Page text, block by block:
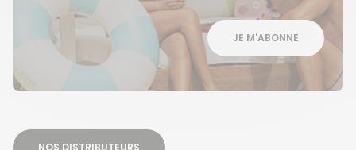
JE M'ABONNE
NOS DISTRIBUTEURS